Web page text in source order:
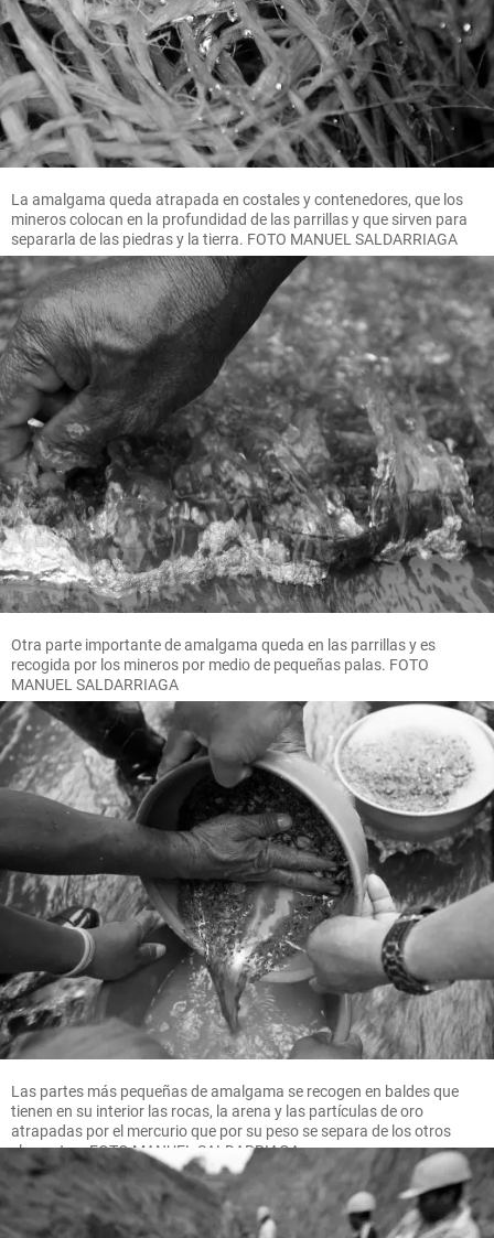
La amalgama queda atrapada en costales y contenedores, que los
mineros colocan en la profundidad de las parrillas y que sirven para
separarla de las piedras y la tierra. FOTO MANUEL SALDARRIAGA
Otra parte importante de amalgama queda en las parrillas y es
recogida por los mineros por medio de pequeñas palas. FOTO
MANUEL SALDARRIAGA
Las partes más pequeñas de amalgama se recogen en baldes que
tienen en su interior las rocas, la arena y las partículas de oro
atrapadas por el mercurio que por su peso se separa de los otros
elementos. FOTO MANUEL SALDARRIAGA